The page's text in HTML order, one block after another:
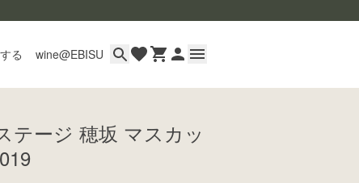
る wine@EBISU
イド
テージ 穂坂 マスカッ